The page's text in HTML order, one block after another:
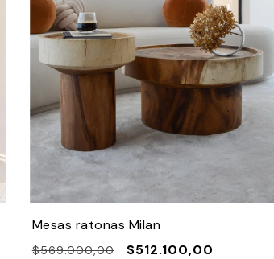
Mesas ratonas Milan
$569.000,00 $512.100,00